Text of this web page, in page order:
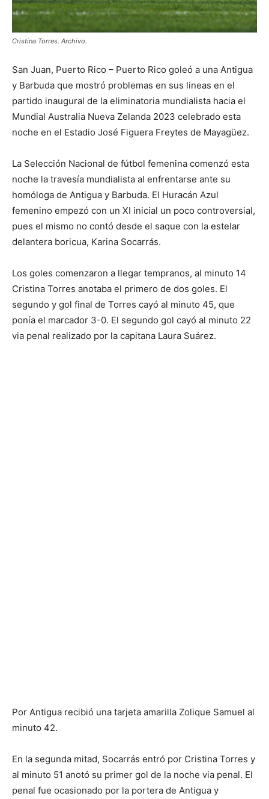
Cristina Torres. Archivo.
San Juan, Puerto Rico – Puerto Rico goleó a una Antigua
y Barbuda que mostró problemas en sus lineas en el
partido inaugural de la eliminatoria mundialista hacia el
Mundial Australia Nueva Zelanda 2023 celebrado esta
noche en el Estadio José Figuera Freytes de Mayagüez.
La Selección Nacional de fútbol femenina comenzó esta
noche la travesía mundialista al enfrentarse ante su
homóloga de Antigua y Barbuda. El Huracán Azul
femenino empezó con un XI inicial un poco controversial,
pues el mismo no contó desde el saque con la estelar
delantera boricua, Karina Socarrás.
Los goles comenzaron a llegar tempranos, al minuto 14
Cristina Torres anotaba el primero de dos goles. El
segundo y gol final de Torres cayó al minuto 45, que
ponía el marcador 3-0. El segundo gol cayó al minuto 22
via penal realizado por la capitana Laura Suárez.
Por Antigua recibió una tarjeta amarilla Zolique Samuel al
minuto 42.
En la segunda mitad, Socarrás entró por Cristina Torres y
al minuto 51 anotó su primer gol de la noche via penal. El
penal fue ocasionado por la portera de Antigua y